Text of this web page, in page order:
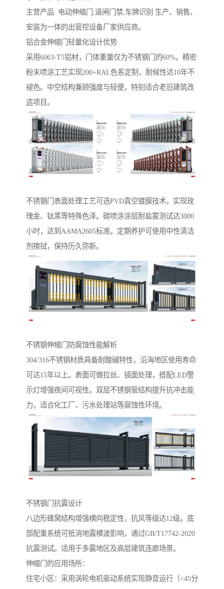
主营产品: 电动伸缩门,道闸门禁,车牌识别 生产、销售、
安装为一体的出管控设备厂家供应商。
铝合金伸缩门轻量化设计优势‌
采用6063-T5铝材，门体重量仅为不锈钢门的60%。精密
粉末喷涂工艺实现200+RAL色系定制，耐候性达10年不
褪色。中空结构兼顾强度与轻便，特别适合老旧建筑改
造项目。
‌不锈钢门表面处理工艺‌可选PVD真空镀膜技术，实现玫
瑰金、钛黑等特殊色泽。碳喷涂涂层耐盐雾测试达3000
小时，达到AAMA2605标准。定期养护可使用中性清洁
剂擦拭，保持历久弥新。
不锈钢伸缩门防腐蚀性能解析‌
304/316不锈钢材质具备耐酸碱特性，沿海地区使用寿命
可达15年以上。表面可做拉丝、镜面处理，搭配LED警
示灯增强夜间可视性。双层不锈钢管结构提升抗冲击能
力，适合化工厂、污水处理站等腐蚀性环境。
不锈钢门抗震设计‌
八边形蜂窝结构增强横向稳定性，抗风等级达12级。底
部配重系统可抵消地震横波影响，通过GB/T17742-2020
抗震测试。适用于多震地区及高层建筑连廊场景。
伸缩门的应用场所：
住宅小区‌：采用涡轮电机驱动系统实现静音运行（<45分